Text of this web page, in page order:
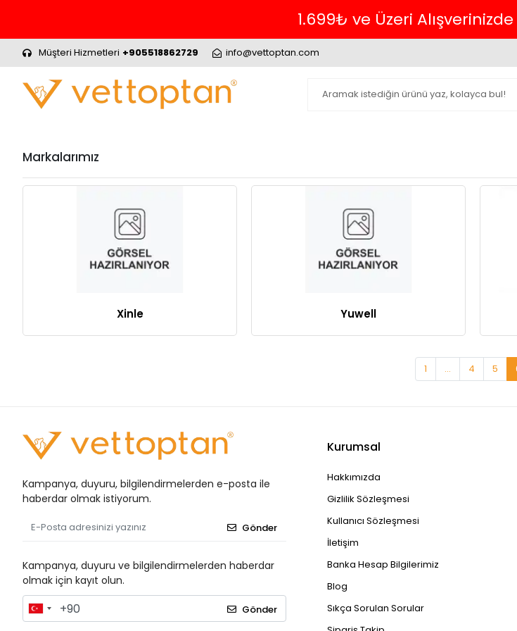
1.699₺ ve Üzeri Alışverinizde
Müşteri Hizmetleri +905518862729 info@vettoptan.com
Markalarımız
Xinle Yuwell
1 ... 4 5
Kampanya, duyuru, bilgilendirmelerden e-posta ile
haberdar olmak istiyorum.
Gönder
Kampanya, duyuru ve bilgilendirmelerden haberdar
olmak için kayıt olun.
Gönder
Kurumsal
Hakkımızda
Gizlilik Sözleşmesi
Kullanıcı Sözleşmesi
İletişim
Banka Hesap Bilgilerimiz
Blog
Sıkça Sorulan Sorular